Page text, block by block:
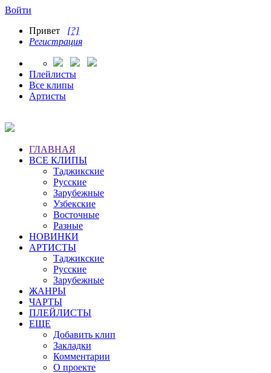
Войти
Привет [?]
Регистрация
Плейлисты
Все клипы
Артисты
ГЛАВНАЯ
ВСЕ КЛИПЫ
Таджикские
Русские
Зарубежные
Узбекские
Восточные
Разные
НОВИНКИ
АРТИСТЫ
Таджикские
Русские
Зарубежные
ЖАНРЫ
ЧАРТЫ
ПЛЕЙЛИСТЫ
ЕЩЕ
Добавить клип
Закладки
Комментарии
О проекте